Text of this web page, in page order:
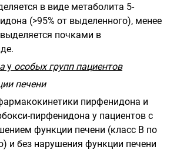
в виде метаболита 5-
(>95% от выделенного), менее
почками в
у особых групп пациентов
печени
пирфенидона и
пирфенидона у пациентов с
функции печени (класс В по
и без нарушения функции печени